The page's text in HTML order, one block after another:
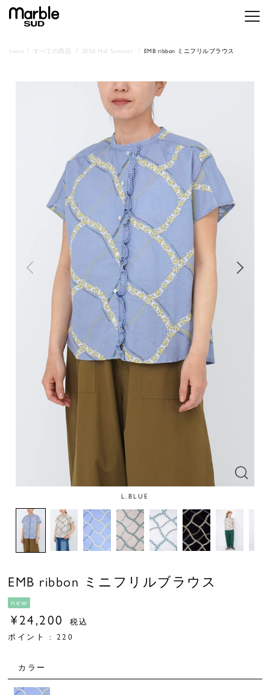
メニ
home すべての商品 2026 Mid Summer EMB ribbon ミニフリルブラウス
L.BLUE
EMB ribbon ミニフリルブラウス
new
¥24,200
税込
ポイント : 220
カラー